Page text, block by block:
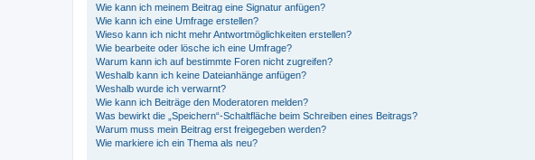
Wie kann ich meinem Beitrag eine Signatur anfügen?
Wie kann ich eine Umfrage erstellen?
Wieso kann ich nicht mehr Antwortmöglichkeiten erstellen?
Wie bearbeite oder lösche ich eine Umfrage?
Warum kann ich auf bestimmte Foren nicht zugreifen?
Weshalb kann ich keine Dateianhänge anfügen?
Weshalb wurde ich verwarnt?
Wie kann ich Beiträge den Moderatoren melden?
Was bewirkt die „Speichern“-Schaltfläche beim Schreiben eines Beitrags?
Warum muss mein Beitrag erst freigegeben werden?
Wie markiere ich ein Thema als neu?